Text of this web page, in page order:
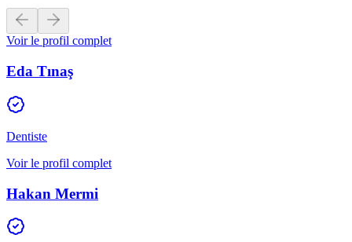
Voir le profil complet
Eda Tınaş
Dentiste
Voir le profil complet
Hakan Mermi